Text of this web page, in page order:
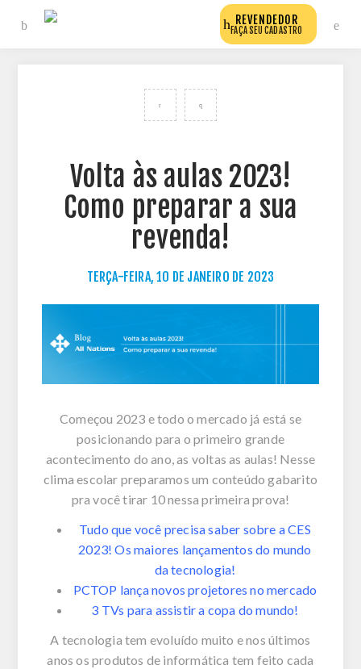
REVENDEDOR
FAÇA SEU CADASTRO
VOLTAR PARA TODOS OS POSTS DO BLOG
Volta às aulas 2023!
Como preparar a sua
revenda!
TERÇA-FEIRA, 10 DE JANEIRO DE 2023
Começou 2023 e todo o mercado já está se
posicionando para o primeiro grande
acontecimento do ano, as voltas as aulas! Nesse
clima escolar preparamos um conteúdo gabarito
pra você tirar 10 nessa primeira prova!
Tudo que você precisa saber sobre a CES
2023! Os maiores lançamentos do mundo
da tecnologia!
PCTOP lança novos projetores no mercado
3 TVs para assistir a copa do mundo!
A tecnologia tem evoluído muito e nos últimos
anos os produtos de informática tem feito cada